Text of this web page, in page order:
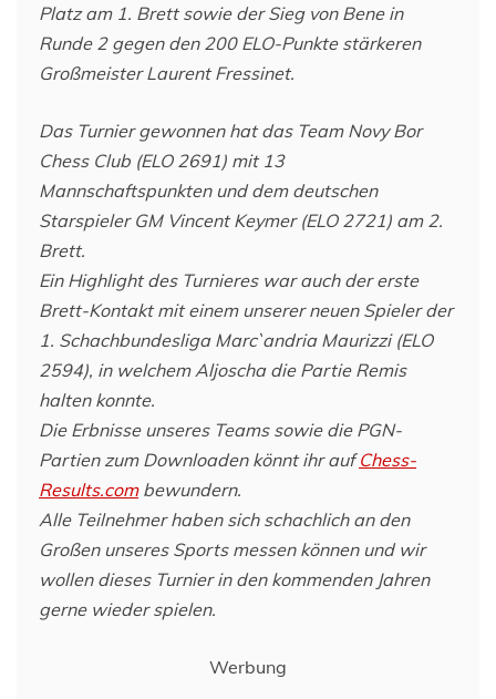
Platz am 1. Brett sowie der Sieg von Bene in
Runde 2 gegen den 200 ELO-Punkte stärkeren
Großmeister Laurent Fressinet.
Das Turnier gewonnen hat das Team Novy Bor
Chess Club (ELO 2691) mit 13
Mannschaftspunkten und dem deutschen
Starspieler GM Vincent Keymer (ELO 2721) am 2.
Brett.
Ein Highlight des Turnieres war auch der erste
Brett-Kontakt mit einem unserer neuen Spieler der
1. Schachbundesliga Marc`andria Maurizzi (ELO
2594), in welchem Aljoscha die Partie Remis
halten konnte.
Die Erbnisse unseres Teams sowie die PGN-
Partien zum Downloaden könnt ihr aufChess-
Results.combewundern.
Alle Teilnehmer haben sich schachlich an den
Großen unseres Sports messen können und wir
wollen dieses Turnier in den kommenden Jahren
gerne wieder spielen.
Werbung